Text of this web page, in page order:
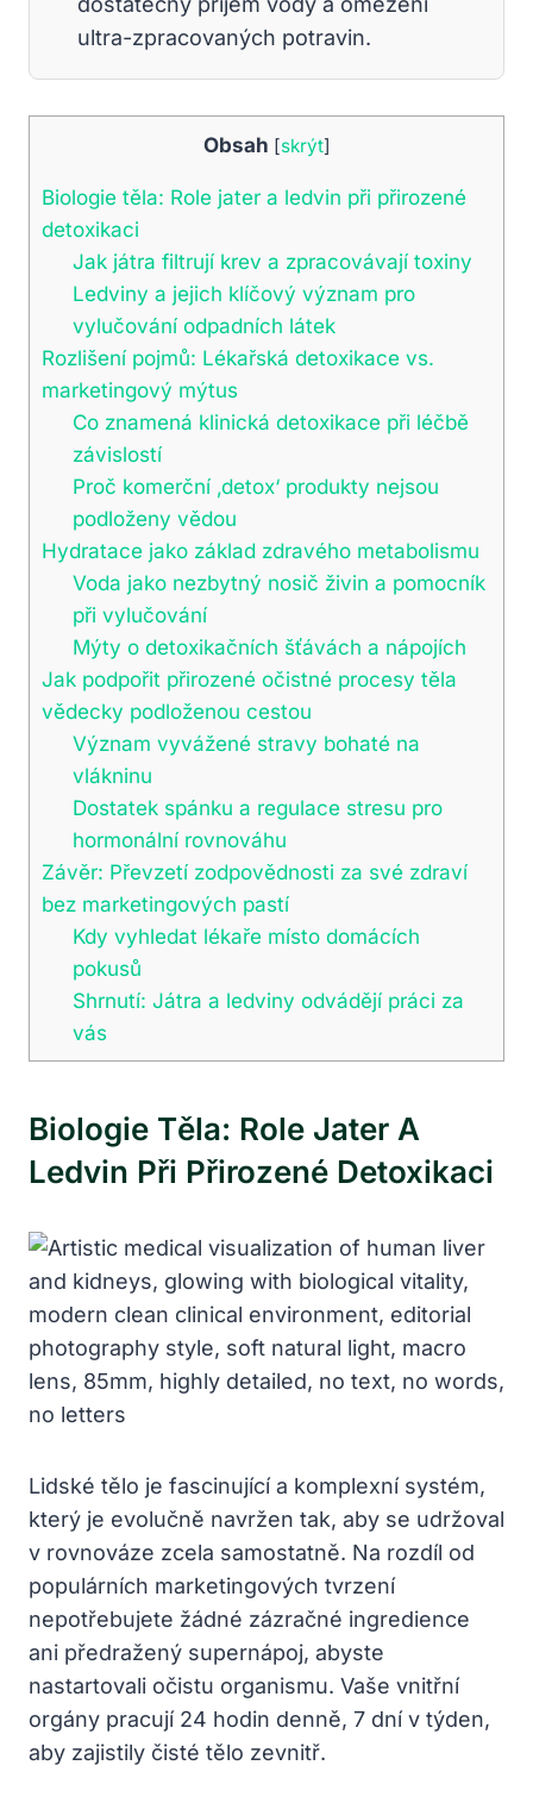
ultra-zpracovaných potravin.
Obsah [skrýt]
Biologie těla: Role jater a ledvin při přirozené
detoxikaci
Jak játra filtrují krev a zpracovávají toxiny
Ledviny a jejich klíčový význam pro
vylučování odpadních látek
Rozlišení pojmů: Lékařská detoxikace vs.
marketingový mýtus
Co znamená klinická detoxikace při léčbě
závislostí
Proč komerční ‚detox‘ produkty nejsou
podloženy vědou
Hydratace jako základ zdravého metabolismu
Voda jako nezbytný nosič živin a pomocník
při vylučování
Mýty o detoxikačních šťávách a nápojích
Jak podpořit přirozené očistné procesy těla
vědecky podloženou cestou
Význam vyvážené stravy bohaté na
vlákninu
Dostatek spánku a regulace stresu pro
hormonální rovnováhu
Závěr: Převzetí zodpovědnosti za své zdraví
bez marketingových pastí
Kdy vyhledat lékaře místo domácích
pokusů
Shrnutí: Játra a ledviny odvádějí práci za
vás
Biologie Těla: Role Jater A
Ledvin Při Přirozené Detoxikaci
Lidské tělo je fascinující a komplexní systém,
který je evolučně navržen tak, aby se udržoval
v rovnováze zcela samostatně. Na rozdíl od
populárních marketingových tvrzení
nepotřebujete žádné zázračné ingredience
ani předražený supernápoj, abyste
nastartovali očistu organismu. Vaše vnitřní
orgány pracují 24 hodin denně, 7 dní v týden,
aby zajistily čisté tělo zevnitř.